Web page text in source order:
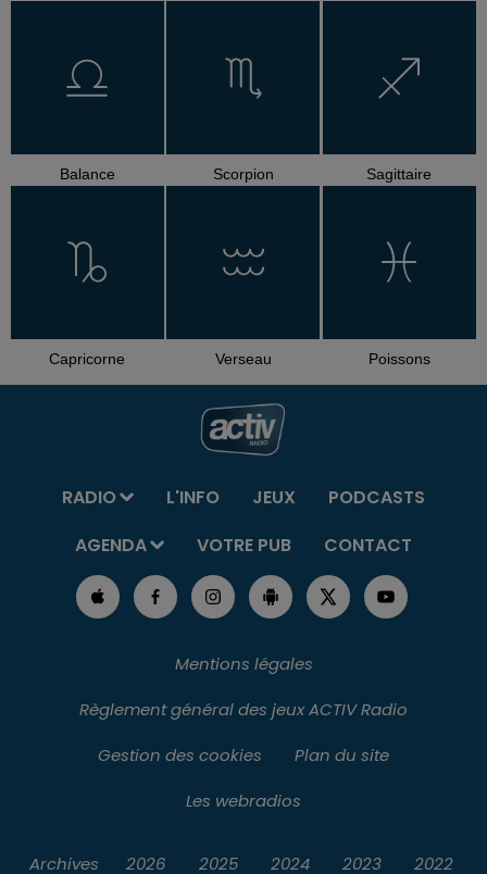
Balance Scorpion Sagittaire
Capricorne Verseau Poissons
RADIO L'INFO JEUX
PODCASTS
AGENDA
VOTRE PUB CONTACT
Mentions légales
Règlement général des jeux ACTIV Radio
Gestion des cookies
Plan du site
Les webradios
Archives 2026 2025 2024 2023 2022